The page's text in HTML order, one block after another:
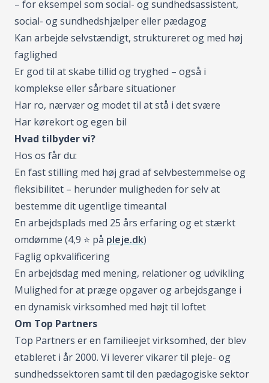
– for eksempel som social- og sundhedsassistent,
social- og sundhedshjælper eller pædagog
Kan arbejde selvstændigt, struktureret og med høj
faglighed
Er god til at skabe tillid og tryghed – også i
komplekse eller sårbare situationer
Har ro, nærvær og modet til at stå i det svære
Har kørekort og egen bil
Hvad tilbyder vi?
Hos os får du:
En fast stilling med høj grad af selvbestemmelse og
fleksibilitet – herunder muligheden for selv at
bestemme dit ugentlige timeantal
En arbejdsplads med 25 års erfaring og et stærkt
omdømme (4,9 ⭐️ på pleje.dk)
Faglig opkvalificering
En arbejdsdag med mening, relationer og udvikling
Mulighed for at præge opgaver og arbejdsgange i
en dynamisk virksomhed med højt til loftet
Om Top Partners
Top Partners er en familieejet virksomhed, der blev
etableret i år 2000. Vi leverer vikarer til pleje- og
sundhedssektoren samt til den pædagogiske sektor